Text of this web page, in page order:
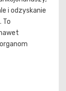
i odzyskanie
To